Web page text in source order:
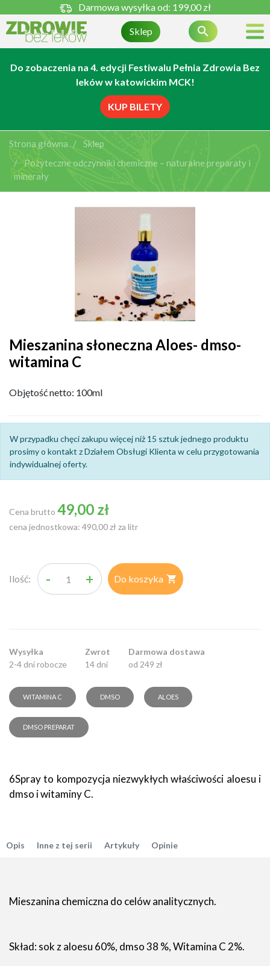
Darmowa wysyłka od: 199,00 zł
Sklep 
Do zobaczenia na 4. edycji Festiwalu Pełnia Zdrowia Bez
leków w katowickim MCK!
KUP BILETY
Strona główna
Sklep
Pożyteczne odczynniki chemiczne – naturalne preparaty i
minerały
Mieszanina słoneczna Aloes- dmso-
witamina C
Objętość netto: 100ml
W przypadku chęci zakupu więcej niż 15 sztuk jednego produktu
prosimy o kontakt z Działem Obsługi Klienta w celu przygotowania
indywidualnej oferty.
Cena brutto 49,00 zł
cena jednostkowa: 490,00 zł za litr
Ilość: - + Do koszyka 
Wysyłka
2-4 dni robocze
Zwrot
14 dni
Darmowa dostawa
od 249 zł
WITAMINA C DMSO ALOES
DMSO PREPARAT
6Spray to kompozycja niezwykłych właściwości aloesu i
dmso i witaminy C.
Opis Inne z tej serii Artykuły Opinie
Mieszanina chemiczna do celów analitycznych.
Skład: sok z aloesu 60%, dmso 38 %, Witamina C 2%.